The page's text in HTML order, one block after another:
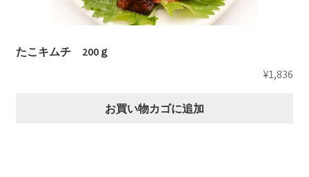
たこキムチ 200ｇ
¥1,836
お買い物カゴに追加